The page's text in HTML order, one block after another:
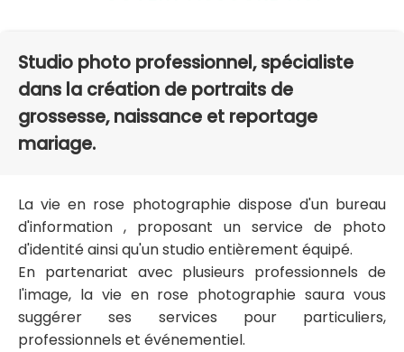
Studio photo professionnel, spécialiste
dans la création de portraits de
grossesse, naissance et reportage
mariage.
La vie en rose photographie dispose d'un bureau
d'information , proposant un service de photo
d'identité ainsi qu'un studio entièrement équipé.
En partenariat avec plusieurs professionnels de
l'image, la vie en rose photographie saura vous
suggérer ses services pour particuliers,
professionnels et événementiel.